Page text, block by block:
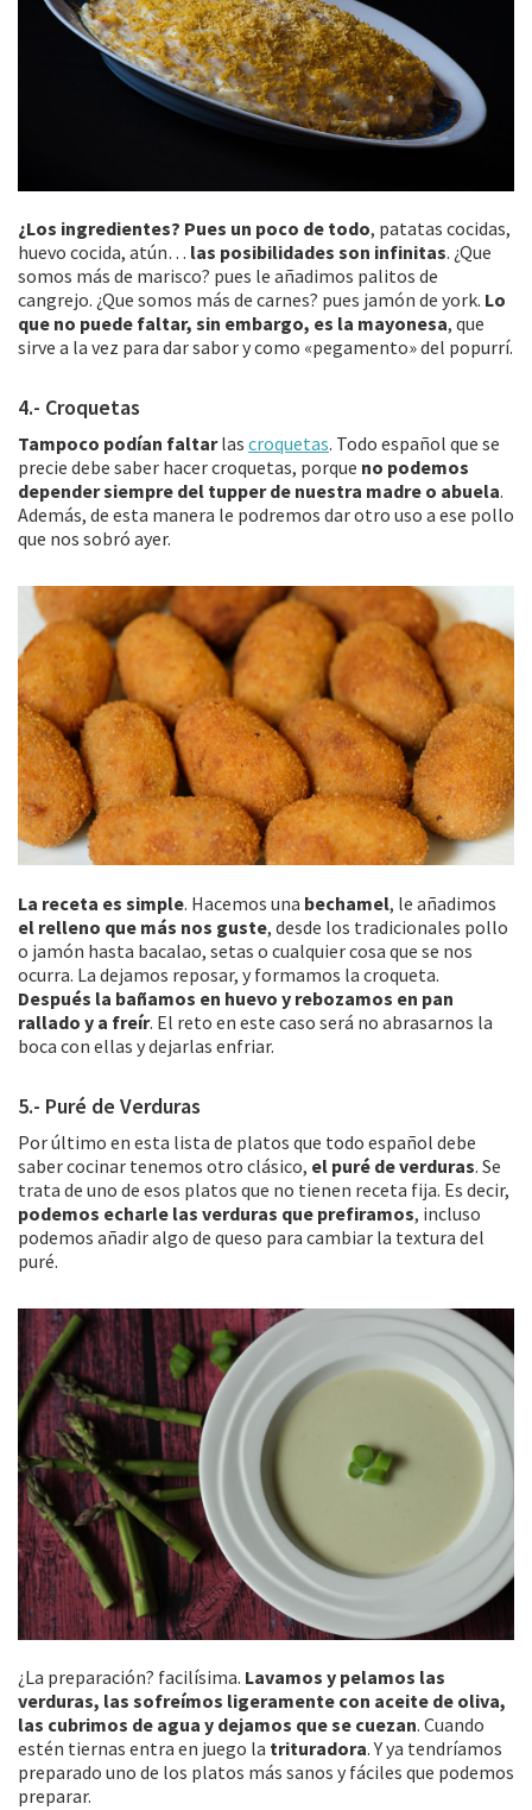
¿Los ingredientes? Pues un poco de todo, patatas cocidas,
huevo cocida, atún… las posibilidades son infinitas. ¿Que
somos más de marisco? pues le añadimos palitos de
cangrejo. ¿Que somos más de carnes? pues jamón de york. Lo
que no puede faltar, sin embargo, es la mayonesa, que
sirve a la vez para dar sabor y como «pegamento» del popurrí.
4.- Croquetas
Tampoco podían faltarlas croquetas. Todo español que se
precie debe saber hacer croquetas, porque no podemos
depender siempre del tupper de nuestra madre o abuela.
Además, de esta manera le podremos dar otro uso a ese pollo
que nos sobró ayer.
La receta es simple. Hacemos una bechamel, le añadimos
el relleno que más nos guste, desde los tradicionales pollo
o jamón hasta bacalao, setas o cualquier cosa que se nos
ocurra. La dejamos reposar, y formamos la croqueta.
Después la bañamos en huevo y rebozamos en pan
rallado y a freír. El reto en este caso será no abrasarnos la
boca con ellas y dejarlas enfriar.
5.- Puré de Verduras
Por último en esta lista de platos que todo español debe
saber cocinar tenemos otro clásico, el puré de verduras. Se
trata de uno de esos platos que no tienen receta fija. Es decir,
podemos echarle las verduras que prefiramos, incluso
podemos añadir algo de queso para cambiar la textura del
puré.
¿La preparación? facilísima. Lavamos y pelamos las
verduras, las sofreímos ligeramente con aceite de oliva,
las cubrimos de agua y dejamos que se cuezan. Cuando
estén tiernas entra en juego la trituradora. Y ya tendríamos
preparado uno de los platos más sanos y fáciles que podemos
preparar.